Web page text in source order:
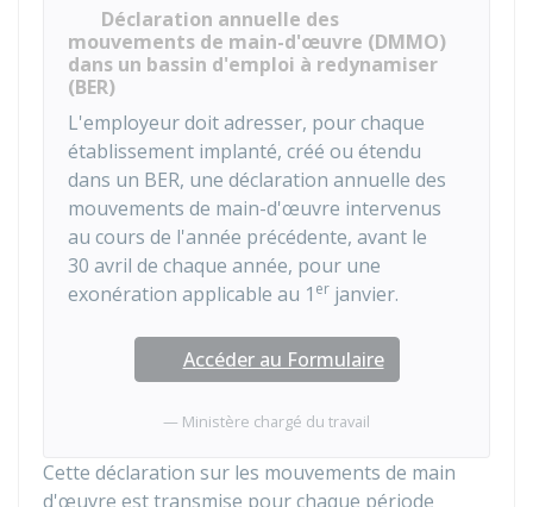
Déclaration annuelle des
mouvements de main-d'œuvre (DMMO)
dans un bassin d'emploi à redynamiser
(BER)
L'employeur doit adresser, pour chaque
établissement implanté, créé ou étendu
dans un BER, une déclaration annuelle des
mouvements de main-d'œuvre intervenus
au cours de l'année précédente, avant le
30 avril de chaque année, pour une
exonération applicable au 1 er janvier.
Accéder au Formulaire
Ministère chargé du travail
Cette déclaration sur les mouvements de main
d'œuvre est transmise pour chaque période